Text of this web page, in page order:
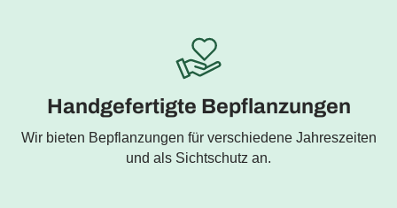
Handgefertigte Bepflanzungen
Wir bieten Bepflanzungen für verschiedene Jahreszeiten
und als Sichtschutz an.